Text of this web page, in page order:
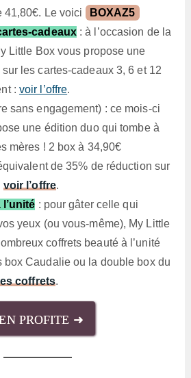
41,80€. Le voici
BOXAZ5
cadeaux: à l’occasion de la
Little Box vous propose une
les cartes-cadeaux 3, 6 et 12
: voir l’offre.
sans engagement) : ce mois-ci
une édition duo qui tombe à
mères ! 2 box à 34,90€
de 35% de réduction sur
voir l’offre.
: pour gâter celle qui
yeux (ou vous-même), My Little
coffrets beauté à l’unité
box Caudalie ou la double box du
coffrets.
PROFITE ➜